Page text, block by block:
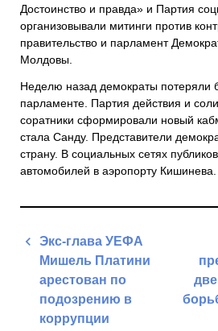
Достоинство и правда» и Партия
организовывали митинги против
правительство и парламент
Молдовы.
Неделю назад демократы потеряли
парламенте. Партия действия и
соратники сформировали новый
стала Санду. Представители
страну. В социальных сетях
автомобилей в аэропорту Кишинева.
Навигация
записям
Экс-глава УЕФА
Мишель Платини
арестован по
подозрению в
коррупции